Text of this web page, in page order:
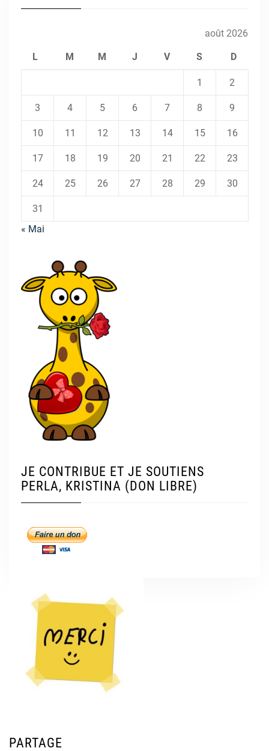
août 2026
L M M J V S D
1 2
3 4 5 6 7 8 9
10 11 12 13 14 15 16
17 18 19 20 21 22 23
24 25 26 27 28 29 30
31
« Mai
JE CONTRIBUE ET JE SOUTIENS
PERLA, KRISTINA (DON LIBRE)
PARTAGE